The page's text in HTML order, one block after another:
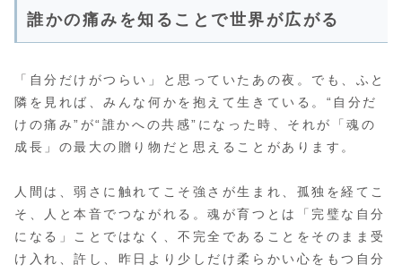
誰かの痛みを知ることで世界が広がる
「自分だけがつらい」と思っていたあの夜。でも、ふと
隣を見れば、みんな何かを抱えて生きている。“自分だ
けの痛み”が“誰かへの共感”になった時、それが「魂の
成長」の最大の贈り物だと思えることがあります。
人間は、弱さに触れてこそ強さが生まれ、孤独を経てこ
そ、人と本音でつながれる。魂が育つとは「完璧な自分
になる」ことではなく、不完全であることをそのまま受
け入れ、許し、昨日より少しだけ柔らかい心をもつ自分